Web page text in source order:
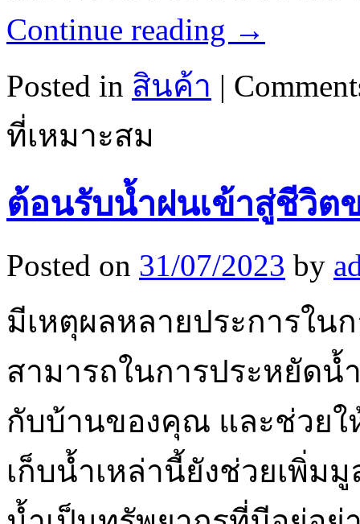
Continue reading →
Posted in สินค้า |
ที่เหมาะสม
ต้อนรับน้ำฝนเข้าสู่ชีวิต
Posted on 31/07/2023 by
มีเหตุผลหลายประการใน
สามารถในการประหยัดน้
กับบ้านของคุณ และช่วยใ
เก็บน้ำเหล่านี้ยังช่วยเพิ่